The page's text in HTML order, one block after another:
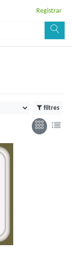
Registrar
filtres